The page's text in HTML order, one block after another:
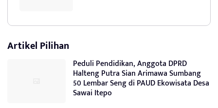
Artikel Pilihan
Peduli Pendidikan, Anggota DPRD
Halteng Putra Sian Arimawa Sumbang
50 Lembar Seng di PAUD Ekowisata Desa
Sawai Itepo